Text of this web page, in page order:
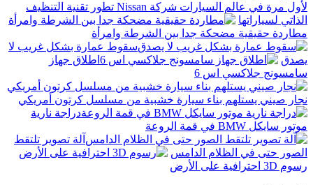
لأول مرة في عالم السيارات شركة Nissan تطور تقنية التنظيف
الذاتي لسياراتها
مطاردة حقيقية مضحكة جدا بين الشرطة وامرأة
سقوط عمارة بشكل غريب لا
يصدق
اطلاق جهاز
سامسونج جلاكسي اس 6
نجار صيني يستلهم بناء سيارة خشبية من مسلسل كرتون أمريكي
دراجة نارية
موتور سايكل BMW في قمة الروعة
آلة تصوير تلتقط
الصور حتى في الظلام الدامس
رسوم 3D احترافية على الأرض